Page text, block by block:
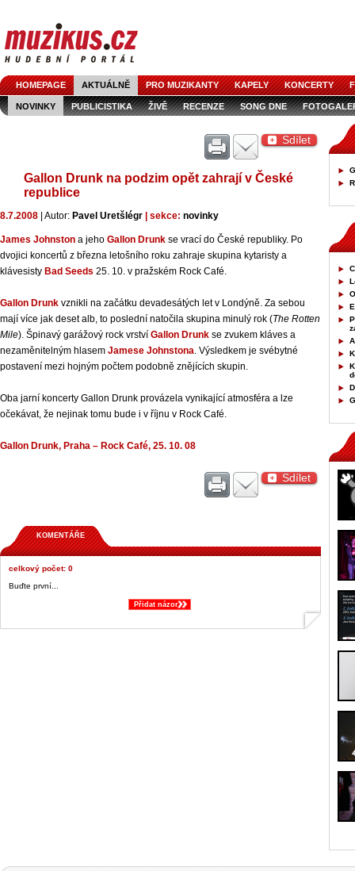
HOMEPAGE AKTUÁLNĚ PRO MUZIKANTY KAPELY KONCERTY
NOVINKY PUBLICISTIKA ŽIVĚ RECENZE SONG DNE
Sdílet
Gallon Drunk na podzim opět zahrají v České
republice
8.7.2008 | Autor: Pavel Uretšlégr | sekce: novinky
James Johnston a jeho Gallon Drunk se vrací do České republiky. Po
dvojici koncertů z března letošního roku zahraje skupina kytaristy a
klávesisty Bad Seeds 25. 10. v pražském Rock Café.
Gallon Drunk vznikli na začátku devadesátých let v Londýně. Za sebou
mají více jak deset alb, to poslední natočila skupina minulý rok (The Rotten
Mile). Špinavý garážový rock vrství Gallon Drunk se zvukem kláves a
nezaměnitelným hlasem Jamese Johnstona. Výsledkem je svébytné
postavení mezi hojným počtem podobně znějících skupin.
Oba jarní koncerty Gallon Drunk provázela vynikající atmosféra a lze
očekávat, že nejinak tomu bude i v říjnu v Rock Café.
Gallon Drunk, Praha – Rock Café, 25. 10. 08
Sdílet
KOMENTÁŘE
celkový počet: 0
Buďte první...
Přidat názor